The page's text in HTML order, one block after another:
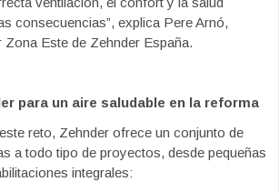
consecuencias”, explica Pere Arnó,
Zona Este de Zehnder España.
para un aire saludable en la reforma
reto, Zehnder ofrece un conjunto de
a todo tipo de proyectos, desde pequeñas
integrales: